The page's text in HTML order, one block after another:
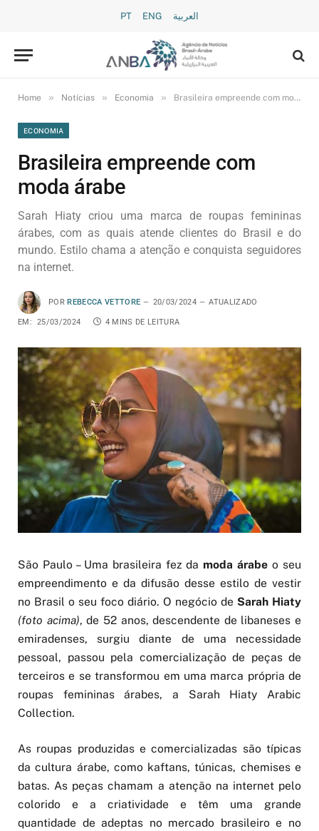
PT ENG العربية
Home » Notícias » Economia » Brasileira empreende com moda árabe
ECONOMIA
Brasileira empreende com
moda árabe
Sarah Hiaty criou uma marca de roupas femininas
árabes, com as quais atende clientes do Brasil e do
mundo. Estilo chama a atenção e conquista seguidores
na internet.
POR REBECCA VETTORE 20/03/2024 ATUALIZADO
EM: 25/03/2024 4 MINS DE LEITURA
São Paulo – Uma brasileira fez da moda árabe o seu
empreendimento e da difusão desse estilo de vestir
no Brasil o seu foco diário. O negócio de Sarah Hiaty
(foto acima), de 52 anos, descendente de libaneses e
emiradenses, surgiu diante de uma necessidade
pessoal, passou pela comercialização de peças de
terceiros e se transformou em uma marca própria de
roupas femininas árabes, a Sarah Hiaty Arabic
Collection.
As roupas produzidas e comercializadas são típicas
da cultura árabe, como kaftans, túnicas, chemises e
batas. As peças chamam a atenção na internet pelo
colorido e a criatividade e têm uma grande
quantidade de adeptas no mercado brasileiro e no